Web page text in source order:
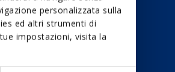
personalizzata sulla
ed altri strumenti di
impostazioni, visita la